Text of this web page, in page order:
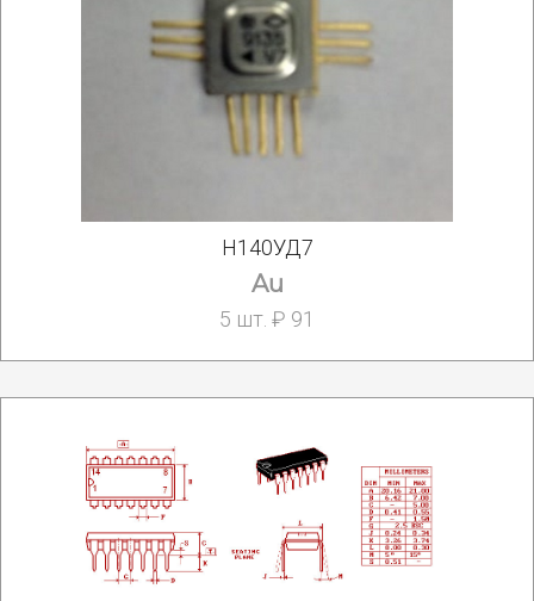
Н140УД7
Au
5 шт. ₽ 91